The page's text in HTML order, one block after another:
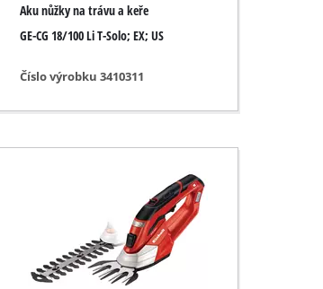
Aku nůžky na trávu a keře
GE-CG 18/100 Li T-Solo; EX; US
Číslo výrobku 3410311